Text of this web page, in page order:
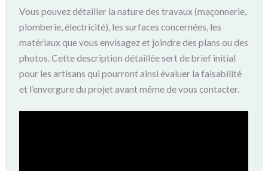
Vous pouvez détailler la nature des travaux (maçonnerie,
plomberie, électricité), les surfaces concernées, les
matériaux que vous envisagez et joindre des plans ou des
photos. Cette description détaillée sert de brief initial
pour les artisans qui pourront ainsi évaluer la faisabilité
et l’envergure du projet avant même de vous contacter.